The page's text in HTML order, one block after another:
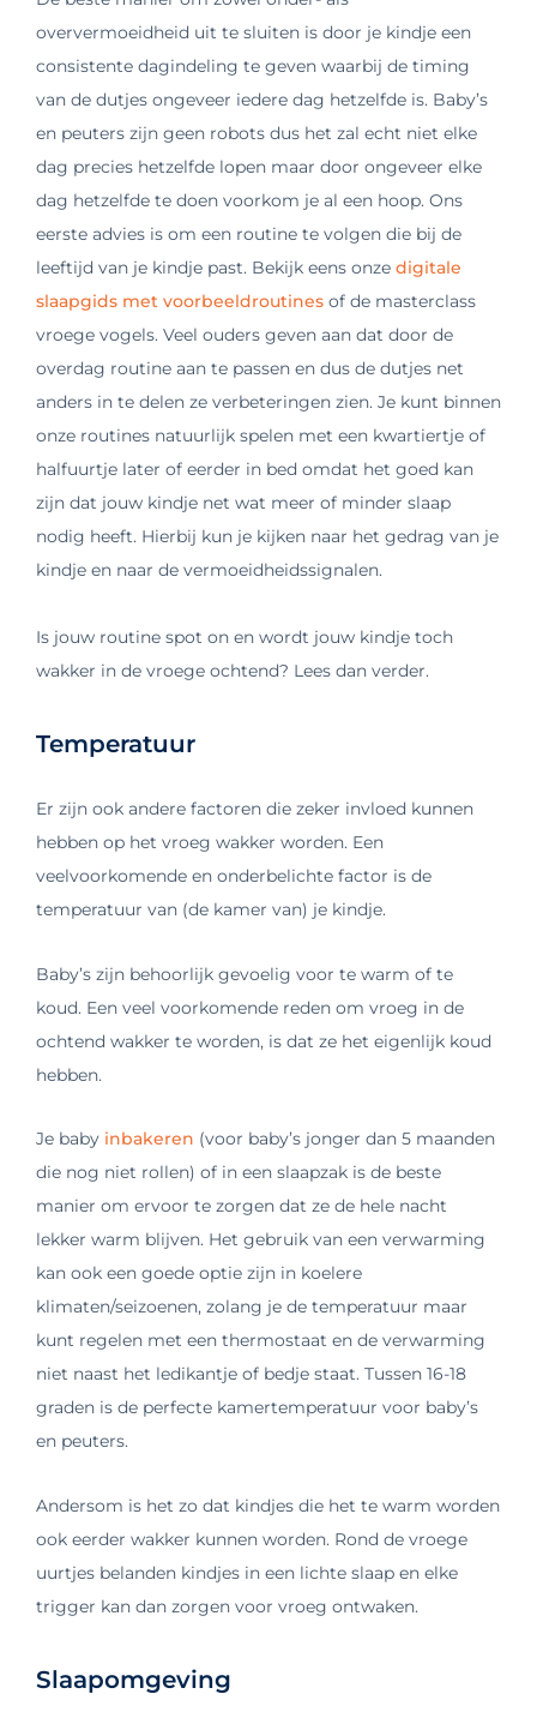
oververmoeidheid uit te sluiten is door je kindje een
consistente dagindeling te geven waarbij de timing
van de dutjes ongeveer iedere dag hetzelfde is. Baby’s
en peuters zijn geen robots dus het zal echt niet elke
dag precies hetzelfde lopen maar door ongeveer elke
dag hetzelfde te doen voorkom je al een hoop. Ons
eerste advies is om een routine te volgen die bij de
leeftijd van je kindje past. Bekijk eens onze digitale
slaapgids met voorbeeldroutines of de masterclass
vroege vogels. Veel ouders geven aan dat door de
overdag routine aan te passen en dus de dutjes net
anders in te delen ze verbeteringen zien. Je kunt binnen
onze routines natuurlijk spelen met een kwartiertje of
halfuurtje later of eerder in bed omdat het goed kan
zijn dat jouw kindje net wat meer of minder slaap
nodig heeft. Hierbij kun je kijken naar het gedrag van je
kindje en naar de vermoeidheidssignalen.
Is jouw routine spot on en wordt jouw kindje toch
wakker in de vroege ochtend? Lees dan verder.
Temperatuur
Er zijn ook andere factoren die zeker invloed kunnen
hebben op het vroeg wakker worden. Een
veelvoorkomende en onderbelichte factor is de
temperatuur van (de kamer van) je kindje.
Baby’s zijn behoorlijk gevoelig voor te warm of te
koud. Een veel voorkomende reden om vroeg in de
ochtend wakker te worden, is dat ze het eigenlijk koud
hebben.
Je baby inbakeren (voor baby’s jonger dan 5 maanden
die nog niet rollen) of in een slaapzak is de beste
manier om ervoor te zorgen dat ze de hele nacht
lekker warm blijven. Het gebruik van een verwarming
kan ook een goede optie zijn in koelere
klimaten/seizoenen, zolang je de temperatuur maar
kunt regelen met een thermostaat en de verwarming
niet naast het ledikantje of bedje staat. Tussen 16-18
graden is de perfecte kamertemperatuur voor baby’s
en peuters.
Andersom is het zo dat kindjes die het te warm worden
ook eerder wakker kunnen worden. Rond de vroege
uurtjes belanden kindjes in een lichte slaap en elke
trigger kan dan zorgen voor vroeg ontwaken.
Slaapomgeving